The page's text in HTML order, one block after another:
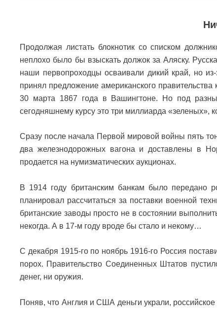
Продолжая листать блокнотик со списком
неплохо было бы взыскать должок за Аляску.
наши первопроходцы осваивали дикий край, но
принял предложение американского
30 марта 1867 года в Вашингтоне. Но под
сегодняшнему курсу это три миллиарда «зеленых»,
Сразу после начала Первой мировой войны пять
два железнодорожных вагона и доставлены в
продается на нумизматических аукционах.
В 1914 году британским банкам было передано
планировал рассчитаться за поставки военной
британские заводы просто не в состоянии
некогда. А в 17-м году вроде бы стало и некому…
С декабря 1915-го по ноябрь 1916-го Россия
порох. Правительство Соединенных Штатов
денег, ни оружия.
Поняв, что Англия и США деньги украли,